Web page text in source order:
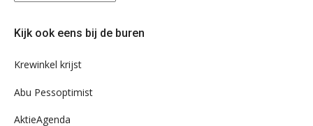
ons
Kijk ook eens bij de buren
Krewinkel krijst
Abu Pessoptimist
AktieAgenda